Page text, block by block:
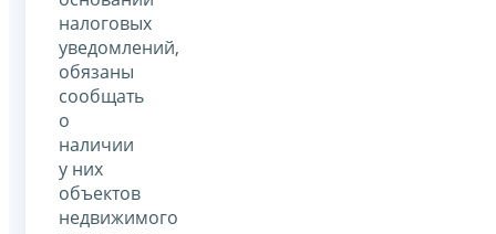
налоговых
уведомлений,
обязаны
сообщать
о
наличии
у них
объектов
недвижимого